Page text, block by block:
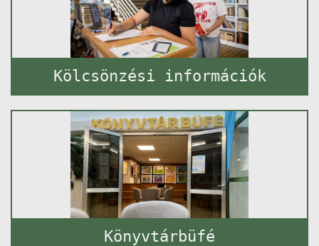
Kölcsönzési információk
Könyvtárbüfé